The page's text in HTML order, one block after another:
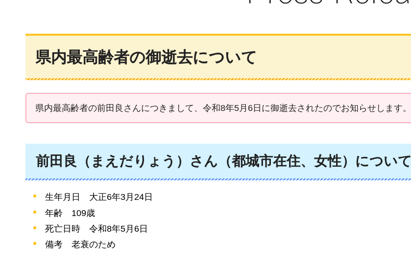
県内最高齢者の御逝去について
県内最高齢者の前田良さんにつきまして、令和8年5月6日に御逝去されたのでお知らせします。
前田良（まえだりょう）さん（都城市在住、女性）について
生年月日 大正6年3月24日
年齢
109歳
死亡日時
令和8年5月6日
備考
老衰のため